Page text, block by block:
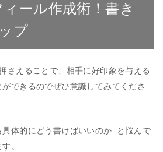
ール作成術！書き
プ
さえることで、相手に好印象を与える
できるのでぜひ意識してみてくださ
体的にどう書けばいいのか..と悩んで
。